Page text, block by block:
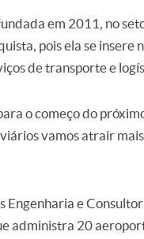
em 2011, no
pois ela se
de transporte e
o começo do
vamos atrair mais
Engenharia e
administra 20